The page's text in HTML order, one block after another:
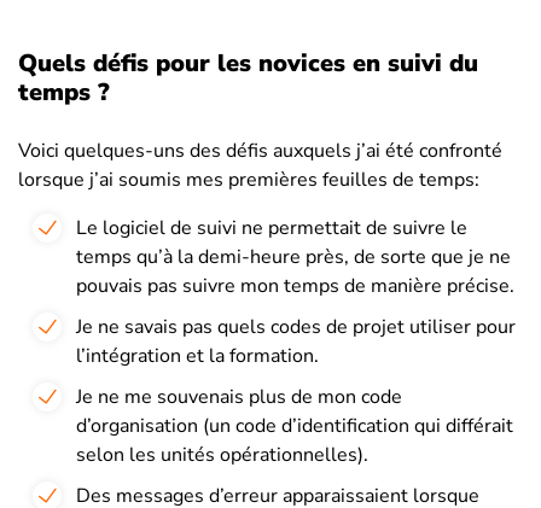
Quels défis pour les novices en suivi du
temps ?
Voici quelques-uns des défis auxquels j’ai été confronté
lorsque j’ai soumis mes premières feuilles de temps:
Le logiciel de suivi ne permettait de suivre le
temps qu’à la demi-heure près, de sorte que je ne
pouvais pas suivre mon temps de manière précise.
Je ne savais pas quels codes de projet utiliser pour
l’intégration et la formation.
Je ne me souvenais plus de mon code
d’organisation (un code d’identification qui différait
selon les unités opérationnelles).
Des messages d’erreur apparaissaient lorsque